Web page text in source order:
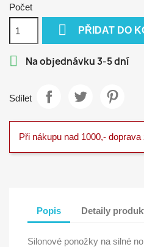
Počet
 PŘIDAT DO
 Na objednávku 3-5 dní
Sdílet
Při nákupu nad 1000,- doprava
Popis Detaily
Silonové ponožky na silné